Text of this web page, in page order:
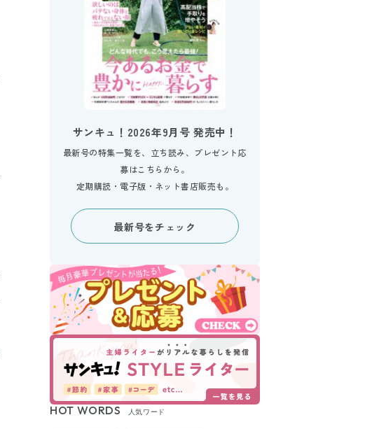
サンキュ！2026年9月号 発売中！
最新号の特集一覧を、立ち読み、プレゼント応
募はこちらから。
定期購読・電子版・ネット書店販売も。
最新号をチェック
HOT WORDS 人気ワード